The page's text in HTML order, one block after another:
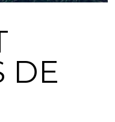
DE